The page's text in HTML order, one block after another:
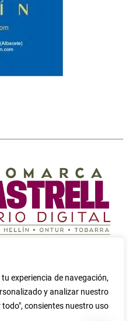
experiencia de navegación,
y analizar nuestro
consientes nuestro uso
la Comarca Campos de
Hellín, Ontur y Tobarra)